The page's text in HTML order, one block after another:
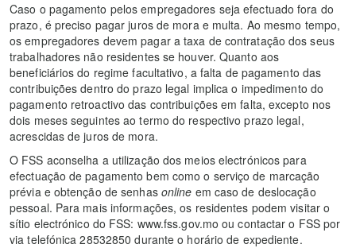
Caso o pagamento pelos empregadores seja efectuado fora do
prazo, é preciso pagar juros de mora e multa. Ao mesmo tempo,
os empregadores devem pagar a taxa de contratação dos seus
trabalhadores não residentes se houver. Quanto aos
beneficiários do regime facultativo, a falta de pagamento das
contribuições dentro do prazo legal implica o impedimento do
pagamento retroactivo das contribuições em falta, excepto nos
dois meses seguintes ao termo do respectivo prazo legal,
acrescidas de juros de mora.
O FSS aconselha a utilização dos meios electrónicos para
efectuação de pagamento bem como o serviço de marcação
prévia e obtenção de senhas online em caso de deslocação
pessoal. Para mais informações, os residentes podem visitar o
sítio electrónico do FSS: www.fss.gov.mo ou contactar o FSS por
via telefónica 28532850 durante o horário de expediente.